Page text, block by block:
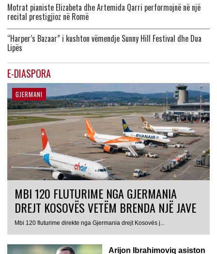
Motrat pianiste Elizabeta dhe Artemida Qarri performojnë në një
recital prestigjioz në Romë
“Harper’s Bazaar” i kushton vëmendje Sunny Hill Festival dhe Dua
Lipës
E-DIASPORA
GJERMANI
MBI 120 FLUTURIME NGA GJERMANIA
DREJT KOSOVËS VETËM BRENDA NJË JAVE
Mbi 120 fluturime direkte nga Gjermania drejt Kosovës j...
Arijon Ibrahimoviq asiston